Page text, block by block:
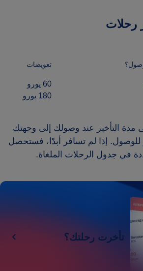
رحلات
تعويضات
60 يورو
180 يورو
مدة التأخير عند وصولك إلى وجهتك
للوصول. إذا لم تسافر أبدًا، فستحصل
في جدول الرحلات الملغاة.
تأخرت رحلتك؟